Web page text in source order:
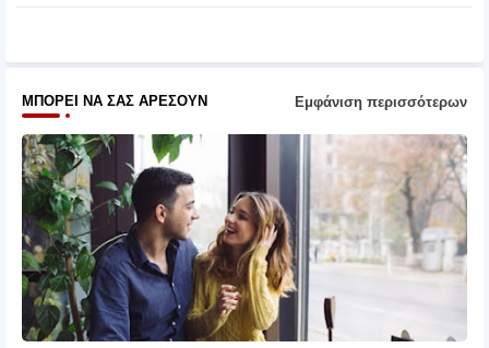
ΜΠΟΡΕΊ ΝΑ ΣΑΣ ΑΡΈΣΟΥΝ Εμφάνιση περισσότερων